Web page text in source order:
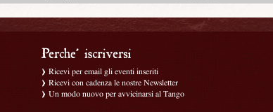
Ricevi per email gli eventi inseriti
Ricevi con cadenza le nostre Newsletter
Un modo nuovo per avvicinarsi al Tango